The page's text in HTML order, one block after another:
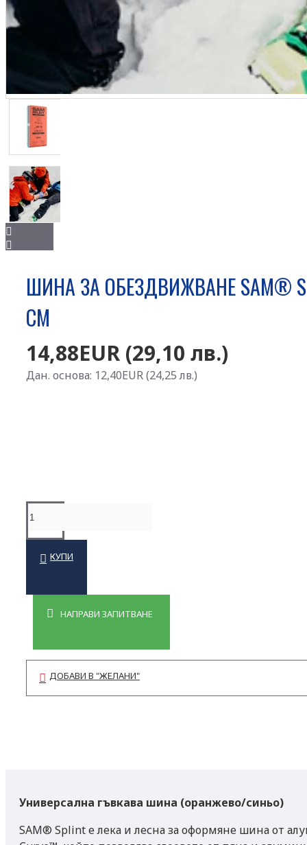
ШИНА ЗА ОБЕЗДВИЖВАНЕ SAM®
CM
14,88EUR (29,10 лв.)
Дан. основа: 12,40EUR (24,25 лв.)
КУПИ
НАПРАВИ ЗАПИТВАНЕ
ДОБАВИ В "ЖЕЛАНИ"
Универсална гъвкава шина (оранжево/синьо)
SAM® Splint е лека и лесна за оформяне шина от